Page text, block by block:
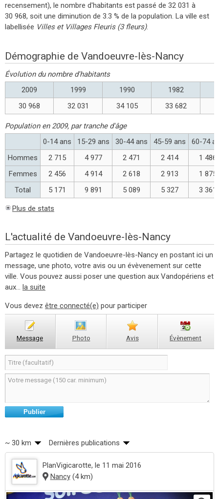
recensement), le nombre d'habitants est passé de 32 031 à
30 968, soit une diminution de 3.3 % de la population. La ville est
labellisée Villes et Villages Fleuris (3 fleurs).
Démographie de Vandoeuvre-lès-Nancy
Évolution du nombre d'habitants
2009
1999 1990 1982
30 968
32 031 34 105 33 682
Population en 2009, par tranche d'âge
0-14 ans
15-29 ans 30-44 ans 45-59 ans
60-74
Hommes
2 715 4 977 2 471 2 414
1 486
Femmes
2 456 4 914 2 618 2 913
1 875
Total
5 171 9 891 5 089 5 327 3 361
Plus de stats
L'actualité de Vandoeuvre-lès-Nancy
Partagez le quotidien de Vandoeuvre-lès-Nancy en postant ici un
message, une photo, votre avis ou un évèvenement sur cette
ville. Vous pouvez aussi poser une question aux Vandopériens et
aux... la suite
Vous devez être connecté(e) pour participer
Message Photo Avis Évènement
Publier
~ 30 km Dernières publications
PlanVigicarotte, le 11 mai 2016
Nancy(4 km)